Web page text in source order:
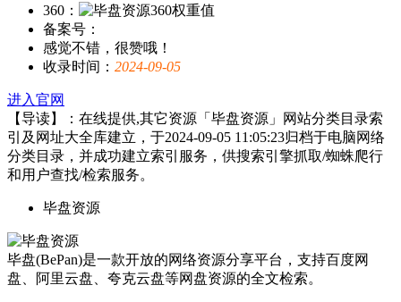
360：
备案号：
感觉不错，很赞哦！
收录时间： 2024-09-05
进入官网
【导读】：在线提供,其它资源「毕盘资源」网站分类目录索
引及网址大全库建立，于2024-09-05 11:05:23归档于电脑网络
分类目录，并成功建立索引服务，供搜索引擎抓取/蜘蛛爬行
和用户查找/检索服务。
毕盘资源
毕盘(BePan)是一款开放的网络资源分享平台，支持百度网
盘、阿里云盘、夸克云盘等网盘资源的全文检索。